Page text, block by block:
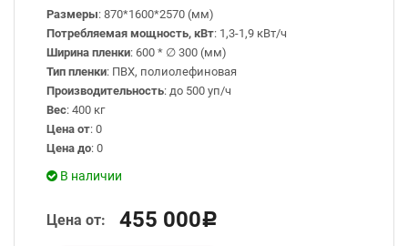
Размеры: 870*1600*2570 (мм)
Потребляемая мощность, кВт: 1,3-1,9 кВт/ч
Ширина пленки: 600 * ∅ 300 (мм)
Тип пленки: ПВХ, полиолефиновая
Производительность: до 500 уп/ч
Вес: 400 кг
Цена от: 0
Цена до: 0
В наличии
Цена от: 455 000Р